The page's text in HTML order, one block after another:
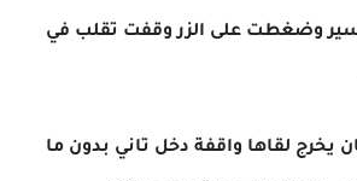
وضغطت على الزر وقفت تقلب في
يخرج لقاها واقفة دخل تاني بدون ما